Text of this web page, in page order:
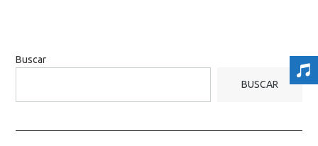
Buscar
BUSCAR